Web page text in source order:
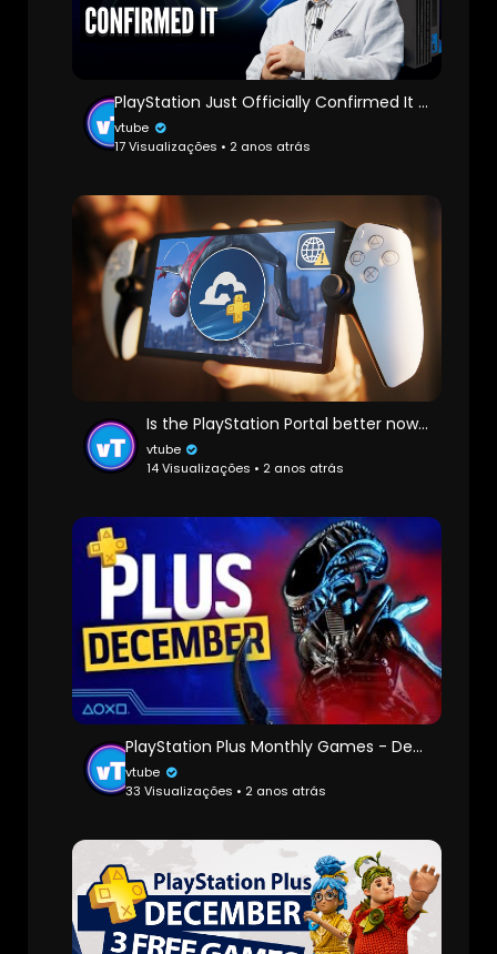
PlayStation Just Officially Confirmed It - Another PlayStation Leak, Massive Sales Update
vtube
17 Visualizações • 2 anos atrás
Is the PlayStation Portal better now? ☁️
vtube
14 Visualizações • 2 anos atrás
PlayStation Plus Monthly Games - December 2024 - PS4 & PS5
vtube
33 Visualizações • 2 anos atrás